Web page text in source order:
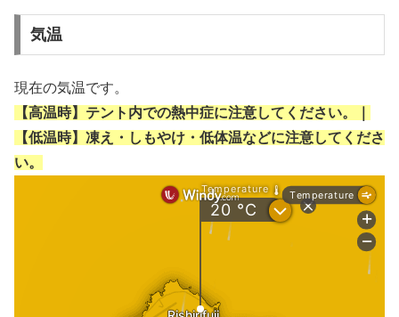
気温
現在の気温です。
【高温時】テント内での熱中症に注意してください。｜
【低温時】凍え・しもやけ・低体温などに注意してくださ
い。